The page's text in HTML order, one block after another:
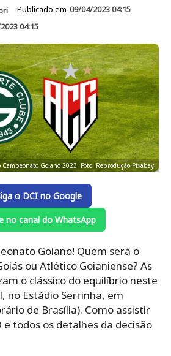
Publicado em 09/04/2023 04:15
04:15
Campeonato Goiano 2023. Foto: Reprodução Pixabay
o DCI no Google
no canal do WhatsApp
Goiano! Quem será o
ou Atlético Goianiense? As
o clássico do equilíbrio neste
no Estádio Serrinha, em
de Brasília). Como assistir
e todos os detalhes da decisão